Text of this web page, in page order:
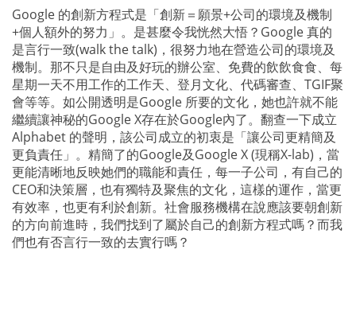
Google 的創新方程式是「創新＝願景+公司的環境及機制
+個人額外的努力」。是甚麼令我恍然大悟？ Google真的
是言行一致(walk the talk) ，很努力地在營造公司的環境及
機制。那不只是自由及好玩的辦公室、免費的飲飲食食、每
星期一天不用工作的工作天、登月文化、代碼審查、 TGIF聚
會等等。如公開透明是Google 所要的文化，她也許就不能
繼續讓神秘的Google X存在於Google內了。翻查一下成立
Alphabet 的聲明，該公司成立的初衷是「讓公司更精簡及
更負責任」。精簡了的Google及Google X (現稱X-lab) ，當
更能清晰地反映她們的職能和責任，每一子公司，有自己的
CEO和決策層，也有獨特及聚焦的文化，這樣的運作，當更
有效率，也更有利於創新。社會服務機構在說應該要朝創新
的方向前進時，我們找到了屬於自己的創新方程式嗎？而我
們也有否言行一致的去實行嗎？